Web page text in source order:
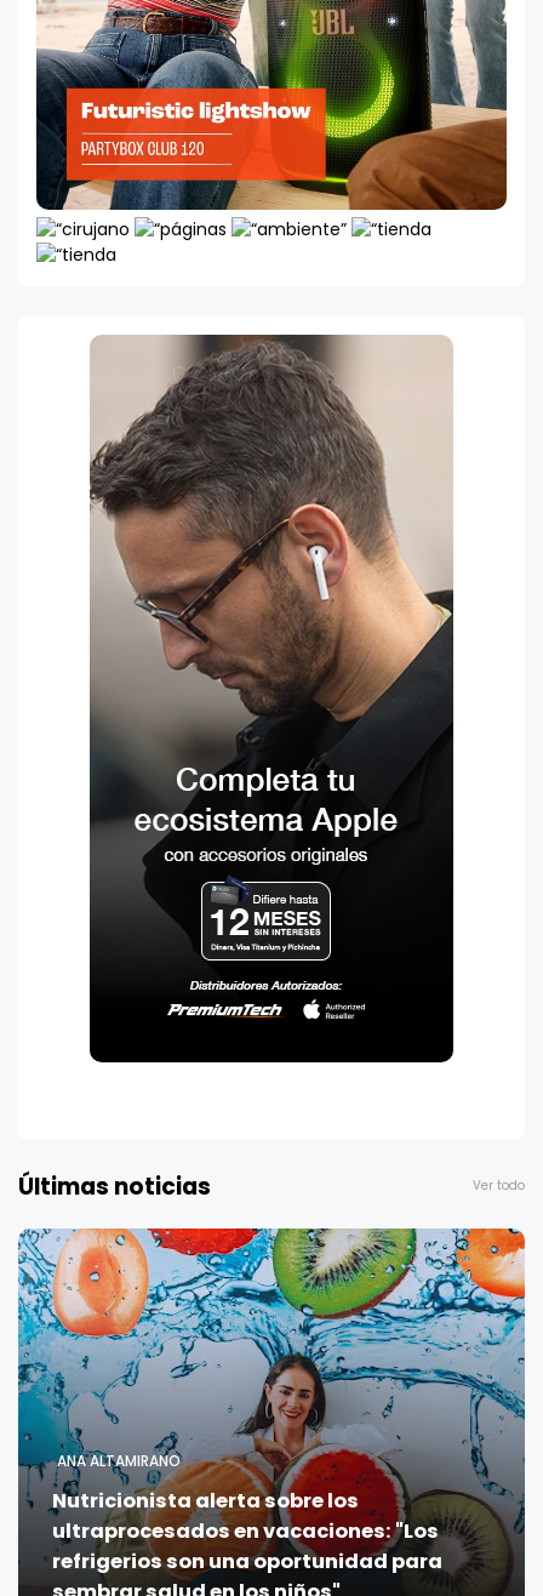
Últimas noticias Ver todo
ANA ALTAMIRANO
Nutricionista alerta sobre los
ultraprocesados en vacaciones: "Los
refrigerios son una oportunidad para